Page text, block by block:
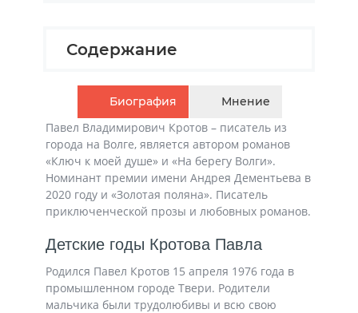
Содержание
Биография Мнение
Павел Владимирович Кротов – писатель из
города на Волге, является автором романов
«Ключ к моей душе» и «На берегу Волги».
Номинант премии имени Андрея Дементьева в
2020 году и «Золотая поляна». Писатель
приключенческой прозы и любовных романов.
Детские годы Кротова Павла
Родился Павел Кротов 15 апреля 1976 года в
промышленном городе Твери. Родители
мальчика были трудолюбивы и всю свою